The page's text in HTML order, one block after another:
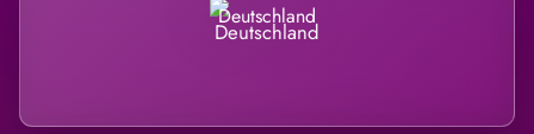
Deutschland